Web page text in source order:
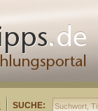
SUCHE: